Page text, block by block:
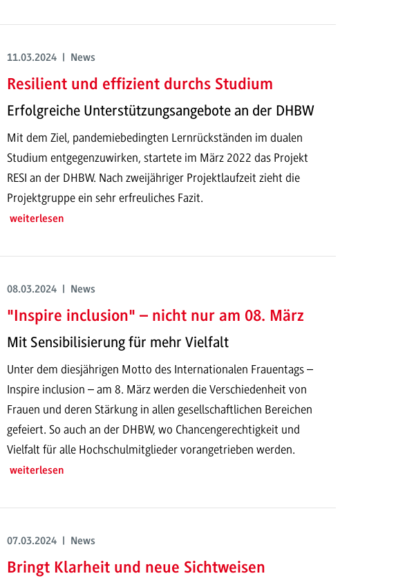
11.03.2024 | News
Resilient und effizient durchs Studium
Erfolgreiche Unterstützungsangebote an der DHBW
Mit dem Ziel, pandemiebedingten Lernrückständen im dualen
Studium entgegenzuwirken, startete im März 2022 das Projekt
RESI an der DHBW. Nach zweijähriger Projektlaufzeit zieht die
Projektgruppe ein sehr erfreuliches Fazit.
weiterlesen
08.03.2024 | News
"Inspire inclusion" – nicht nur am 08. März
Mit Sensibilisierung für mehr Vielfalt
Unter dem diesjährigen Motto des Internationalen Frauentags –
Inspire inclusion – am 8. März werden die Verschiedenheit von
Frauen und deren Stärkung in allen gesellschaftlichen Bereichen
gefeiert. So auch an der DHBW, wo Chancengerechtigkeit und
Vielfalt für alle Hochschulmitglieder vorangetrieben werden.
weiterlesen
07.03.2024 | News
Bringt Klarheit und neue Sichtweisen